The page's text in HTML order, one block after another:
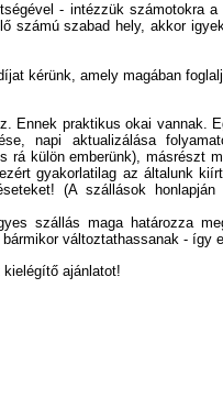
- intézzük számotokra
számú szabad hely, akkor
kérünk, amely magában
Ennek praktikus okai vannak.
napi aktualizálása
rá külön emberünk), másrészt
gyakorlatilag az általunk
(A szállások
szállás maga határozza
változtathassanak - így
kielégítő ajánlatot!